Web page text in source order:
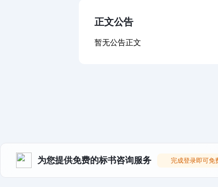
正文公告
暂无公告正文
为您提供免费的标书咨询服务 完成登录即可免